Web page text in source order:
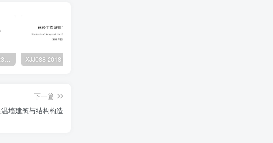
GB50038-2005(2023版)–人民防空地下室设计规范
下一篇
墙建筑与结构构造